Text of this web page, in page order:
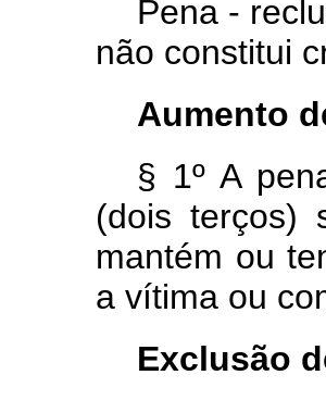
Pena -
não constitui
Aumento
§ 1º A
(dois terços)
mantém ou
a vítima ou
Exclusão